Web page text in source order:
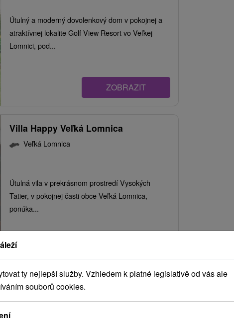
Útulný a moderný dovolenkový dom v pokojnej a
atraktívnej lokalite Golf View Resort vo Veľkej
Lomnici, pod...
ZOBRAZIT
Villa Happy Veľká Lomnica
Veľká Lomnica
Útulná vila v prekrásnom prostredí Vysokých
Tatier, v pokojnej časti obce Veľká Lomnica,
ponúka...
ty nejlepší služby. Vzhledem k platné legislativě od vás ale
souborů cookies.